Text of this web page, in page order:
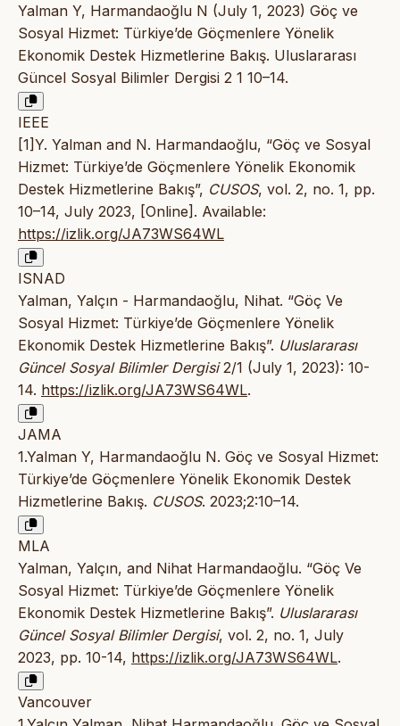
Yalman Y, Harmandaoğlu N (July 1, 2023) Göç ve
Sosyal Hizmet: Türkiye’de Göçmenlere Yönelik
Ekonomik Destek Hizmetlerine Bakış. Uluslararası
Güncel Sosyal Bilimler Dergisi 2 1 10–14.
IEEE
[1]Y. Yalman and N. Harmandaoğlu, “Göç ve Sosyal
Hizmet: Türkiye’de Göçmenlere Yönelik Ekonomik
Destek Hizmetlerine Bakış”, CUSOS, vol. 2, no. 1, pp.
10–14, July 2023, [Online]. Available:
https://izlik.org/JA73WS64WL
ISNAD
Yalman, Yalçın - Harmandaoğlu, Nihat. “Göç Ve
Sosyal Hizmet: Türkiye’de Göçmenlere Yönelik
Ekonomik Destek Hizmetlerine Bakış”. Uluslararası
Güncel Sosyal Bilimler Dergisi2/1 (July 1, 2023): 10-
14. https://izlik.org/JA73WS64WL.
JAMA
1.Yalman Y, Harmandaoğlu N. Göç ve Sosyal Hizmet:
Türkiye’de Göçmenlere Yönelik Ekonomik Destek
Hizmetlerine Bakış. CUSOS. 2023;2:10–14.
MLA
Yalman, Yalçın, and Nihat Harmandaoğlu. “Göç Ve
Sosyal Hizmet: Türkiye’de Göçmenlere Yönelik
Ekonomik Destek Hizmetlerine Bakış”. Uluslararası
Güncel Sosyal Bilimler Dergisi, vol. 2, no. 1, July
2023, pp. 10-14, https://izlik.org/JA73WS64WL.
Vancouver